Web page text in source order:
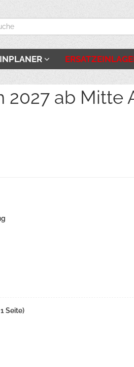
ab Mitte
Seite)